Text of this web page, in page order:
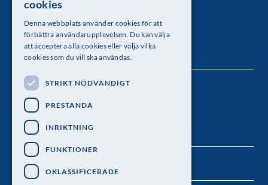
Besöksadress: Lilla Frescativägen 4A
Telefon: 08-673 95 00
Följ oss
cookies
Denna webbplats använder cookies för att
förbättra användarupplevelsen. Du kan välja
att acceptera alla cookies eller välja vilka
cookies som du vill ska användas.
STRIKT NÖDVÄNDIGT
PRESTANDA
INRIKTNING
FUNKTIONER
OKLASSIFICERADE